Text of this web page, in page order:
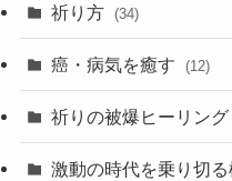
祈り方 (34)
癌・病気を癒す (12)
祈りの被爆ヒーリング
激動の時代を乗り切